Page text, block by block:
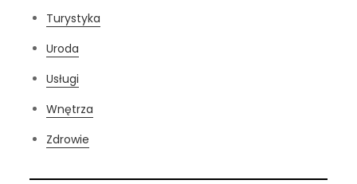
Turystyka
Uroda
Usługi
Wnętrza
Zdrowie